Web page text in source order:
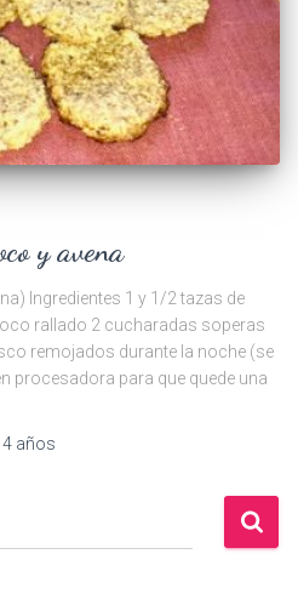
y avena
Ingredientes 1 y 1/2 tazas de
rallado 2 cucharadas soperas
remojados durante la noche (se
procesadora para que quede una
4 años